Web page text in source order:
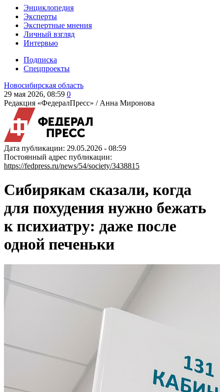
Энциклопедия
Эксперты
Экспертные мнения
Личный взгляд
Интервью
Подписка
Спецпроекты
Новосибирская область
29 мая 2026, 08:59 0
Редакция «ФедералПресс» / Анна Миронова
Дата публикации: 29.05.2026 - 08:59
Постоянный адрес публикации:
https://fedpress.ru/news/54/society/3438815
Сибирякам сказали, когда
для похудения нужно бежать
к психиатру: даже после
одной печеньки